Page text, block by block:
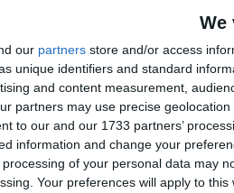
We
our partners store and/or access
unique identifiers and standard
and content measurement,
partners may use precise
to our and our 1733 partners’
information and change your
of your personal data may
Your preferences will apply to